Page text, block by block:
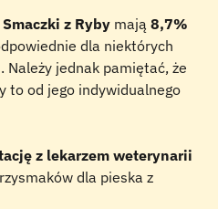
z Ryby mają 8,7%
dla niektórych
Należy jednak pamiętać, że
to od jego indywidualnego
z lekarzem weterynarii
dla pieska z